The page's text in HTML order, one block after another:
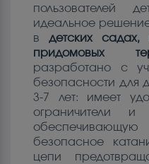
пользователей
идеальное
в детских
придомовых
разработано с
безопасности для
3-7 лет: имеет
ограничители
безопасное
цепи